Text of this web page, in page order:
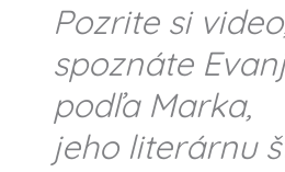
Pozrite si
spoznáte
podľa Marka,
jeho literárnu